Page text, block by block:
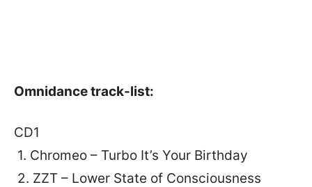
Omnidance track-list:
CD1
1. Chromeo – Turbo It’s Your Birthday
2. ZZT – Lower State of Consciousness